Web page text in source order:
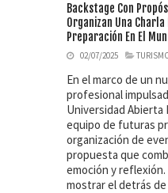
Backstage Con
Organizan Una
Preparación En El
02/07/2025
En el marco de un
profesional
Universidad Abierta
equipo de futuras
organización de
propuesta que
emoción y
mostrar el detrás